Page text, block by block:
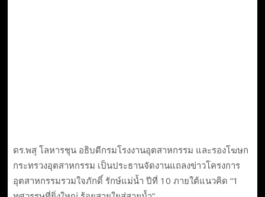
ดร.พสุ โลหารชุน อธิบดีกรมโรงงานอุตสาหกรรม และรองโฆษก
กระทรวงอุตสาหกรรม เป็นประธานจัดงานแถลงข่าวโครงการ
อุตสาหกรรมรวมใจภักดิ์ รักษ์แม่น้ำ ปีที่ 10 ภายใต้แนวคิด “1